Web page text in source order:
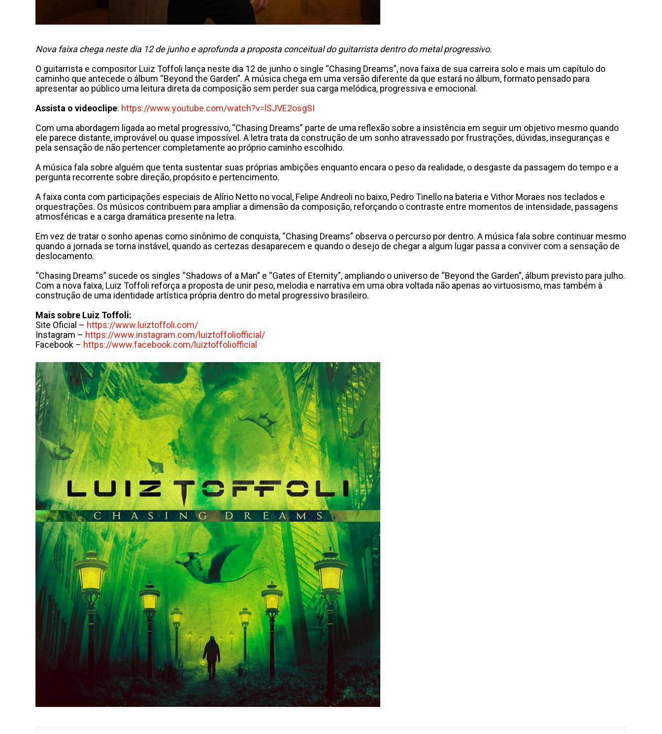
Nova faixa chega neste dia 12 de junho e aprofunda a proposta conceitual do guitarrista dentro do metal progressivo.
O guitarrista e compositor Luiz Toffoli lança neste dia 12 de junho o single “Chasing Dreams”, nova faixa de sua carreira solo e mais um capítulo do
caminho que antecede o álbum “Beyond the Garden”. A música chega em uma versão diferente da que estará no álbum, formato pensado para
apresentar ao público uma leitura direta da composição sem perder sua carga melódica, progressiva e emocional.
Assista o videoclipe: https://www.youtube.com/watch?v=lSJVE2osgSI
Com uma abordagem ligada ao metal progressivo, “Chasing Dreams” parte de uma reflexão sobre a insistência em seguir um objetivo mesmo quando
ele parece distante, improvável ou quase impossível. A letra trata da construção de um sonho atravessado por frustrações, dúvidas, inseguranças e
pela sensação de não pertencer completamente ao próprio caminho escolhido.
A música fala sobre alguém que tenta sustentar suas próprias ambições enquanto encara o peso da realidade, o desgaste da passagem do tempo e a
pergunta recorrente sobre direção, propósito e pertencimento.
A faixa conta com participações especiais de Alírio Netto no vocal, Felipe Andreoli no baixo, Pedro Tinello na bateria e Vithor Moraes nos teclados e
orquestrações. Os músicos contribuem para ampliar a dimensão da composição, reforçando o contraste entre momentos de intensidade, passagens
atmosféricas e a carga dramática presente na letra.
Em vez de tratar o sonho apenas como sinônimo de conquista, “Chasing Dreams” observa o percurso por dentro. A música fala sobre continuar mesmo
quando a jornada se torna instável, quando as certezas desaparecem e quando o desejo de chegar a algum lugar passa a conviver com a sensação de
deslocamento.
“Chasing Dreams” sucede os singles “Shadows of a Man” e “Gates of Eternity”, ampliando o universo de “Beyond the Garden”, álbum previsto para julho.
Com a nova faixa, Luiz Toffoli reforça a proposta de unir peso, melodia e narrativa em uma obra voltada não apenas ao virtuosismo, mas também à
construção de uma identidade artística própria dentro do metal progressivo brasileiro.
Mais sobre Luiz Toffoli:
Site Oficial – https://www.luiztoffoli.com/
Instagram – https://www.instagram.com/ luiztoffoliofficial/
Facebook – https://www.facebook.com/ luiztoffoliofficial